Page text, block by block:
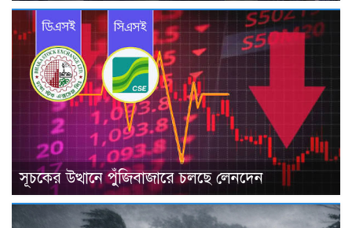
সূচকের উত্থানে পুঁজিবাজারে চলছে লেনদেন